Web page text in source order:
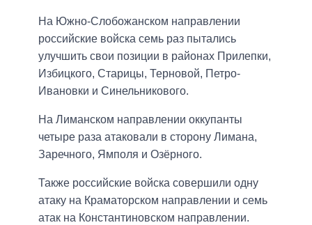
На Южно-Слобожанском направлении
российские войска семь раз пытались
улучшить свои позиции в районах Прилепки,
Избицкого, Старицы, Терновой, Петро-
Ивановки и Синельникового.
На Лиманском направлении оккупанты
четыре раза атаковали в сторону Лимана,
Заречного, Ямполя и Озёрного.
Также российские войска совершили одну
атаку на Краматорском направлении и семь
атак на Константиновском направлении.